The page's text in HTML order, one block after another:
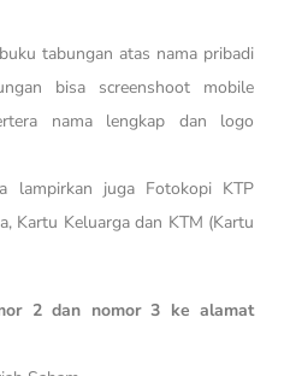
tabungan atas nama pribadi
bisa screenshoot mobile
nama lengkap dan logo
lampirkan juga Fotokopi KTP
Kartu Keluarga dan KTM (Kartu
2 dan nomor 3 ke alamat